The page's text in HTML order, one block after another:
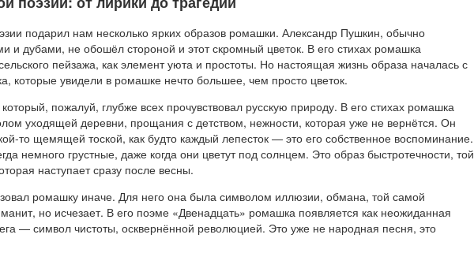
подарил нам несколько ярких образов ромашки. Александр Пушкин, обычно
и дубами, не обошёл стороной и этот скромный цветок. В его стихах ромашка
пейзажа, как элемент уюта и простоты. Но настоящая жизнь образа началась с
которые увидели в ромашке нечто большее, чем просто цветок.
пожалуй, глубже всех прочувствовал русскую природу. В его стихах ромашка
уходящей деревни, прощания с детством, нежности, которая уже не вернётся. Он
то щемящей тоской, как будто каждый лепесток — это его собственное воспоминание.
немного грустные, даже когда они цветут под солнцем. Это образ быстротечности, той
наступает сразу после весны.
ромашку иначе. Для него она была символом иллюзии, обмана, той самой
но исчезает. В его поэме «Двенадцать» ромашка появляется как неожиданная
— символ чистоты, осквернённой революцией. Это уже не народная песня, это